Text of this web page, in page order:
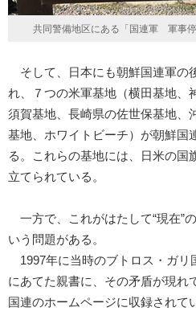
共同警備地区にある「国連軍 軍事停
そして、日本にも朝鮮国連軍の
れ、７つの米軍基地（横田基地、
須賀基地、長崎県の佐世保基地、
基地、ホワイトビーチ）が朝鮮国
る。これらの基地には、日米の国
立てられている。
一方で、これがはたして“現在”
いう問題がある。
1997年に当時のブトロス・ガリ
にあてた親書に、その矛盾が現れ
国連のホームページに収録されて